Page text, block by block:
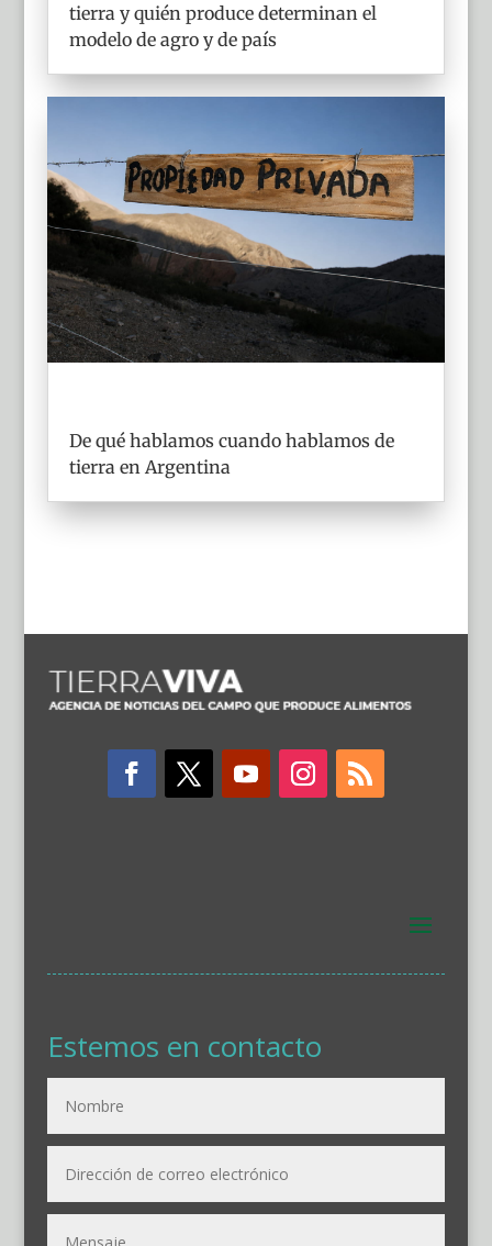
tierra y quién produce determinan el
modelo de agro y de país
De qué hablamos cuando hablamos de
tierra en Argentina
Estemos en contacto